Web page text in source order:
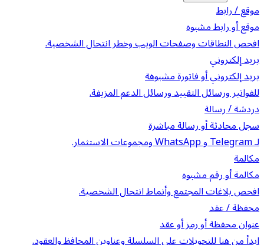
موقع / رابط
موقع أو رابط مشبوه
افحص النطاقات وصفحات الويب وخطر انتحال الشخصية.
بريد إلكتروني
بريد إلكتروني أو فاتورة مشبوهة
للفواتير ورسائل التقييد ورسائل الدعم المزيفة.
دردشة / رسالة
سجل محادثة أو رسالة مباشرة
لـ Telegram و WhatsApp ومجموعات الاستثمار.
مكالمة
مكالمة أو رقم مشبوه
افحص بلاغات المجتمع وأنماط انتحال الشخصية.
محفظة / عقد
عنوان محفظة أو رمز أو عقد
ابدأ من هنا للتحويلات على السلسلة وعناوين المحافظ والعقود.